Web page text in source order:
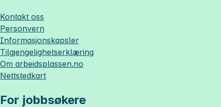
Kontakt oss
Personvern
Informasjonskapsler
Tilgjengelighetserklæring
Om arbeidsplassen.no
Nettstedkart
For jobbsøkere